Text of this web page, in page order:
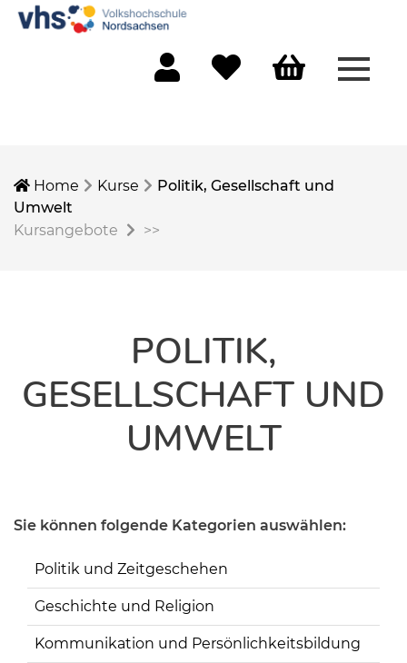
Home Kurse
Politik, Gesellschaft und
Umwelt
Kursangebote
>>
POLITIK,
GESELLSCHAFT UND
UMWELT
Sie können folgende Kategorien auswählen:
Politik und Zeitgeschehen
Geschichte und Religion
Kommunikation und Persönlichkeitsbildung